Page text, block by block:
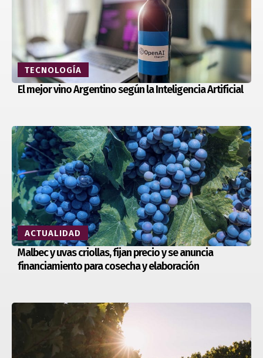
TECNOLOGÍA
El mejor vino Argentino según la Inteligencia Artificial
ACTUALIDAD
Malbec y uvas criollas, fijan precio y se anuncia
financiamiento para cosecha y elaboración